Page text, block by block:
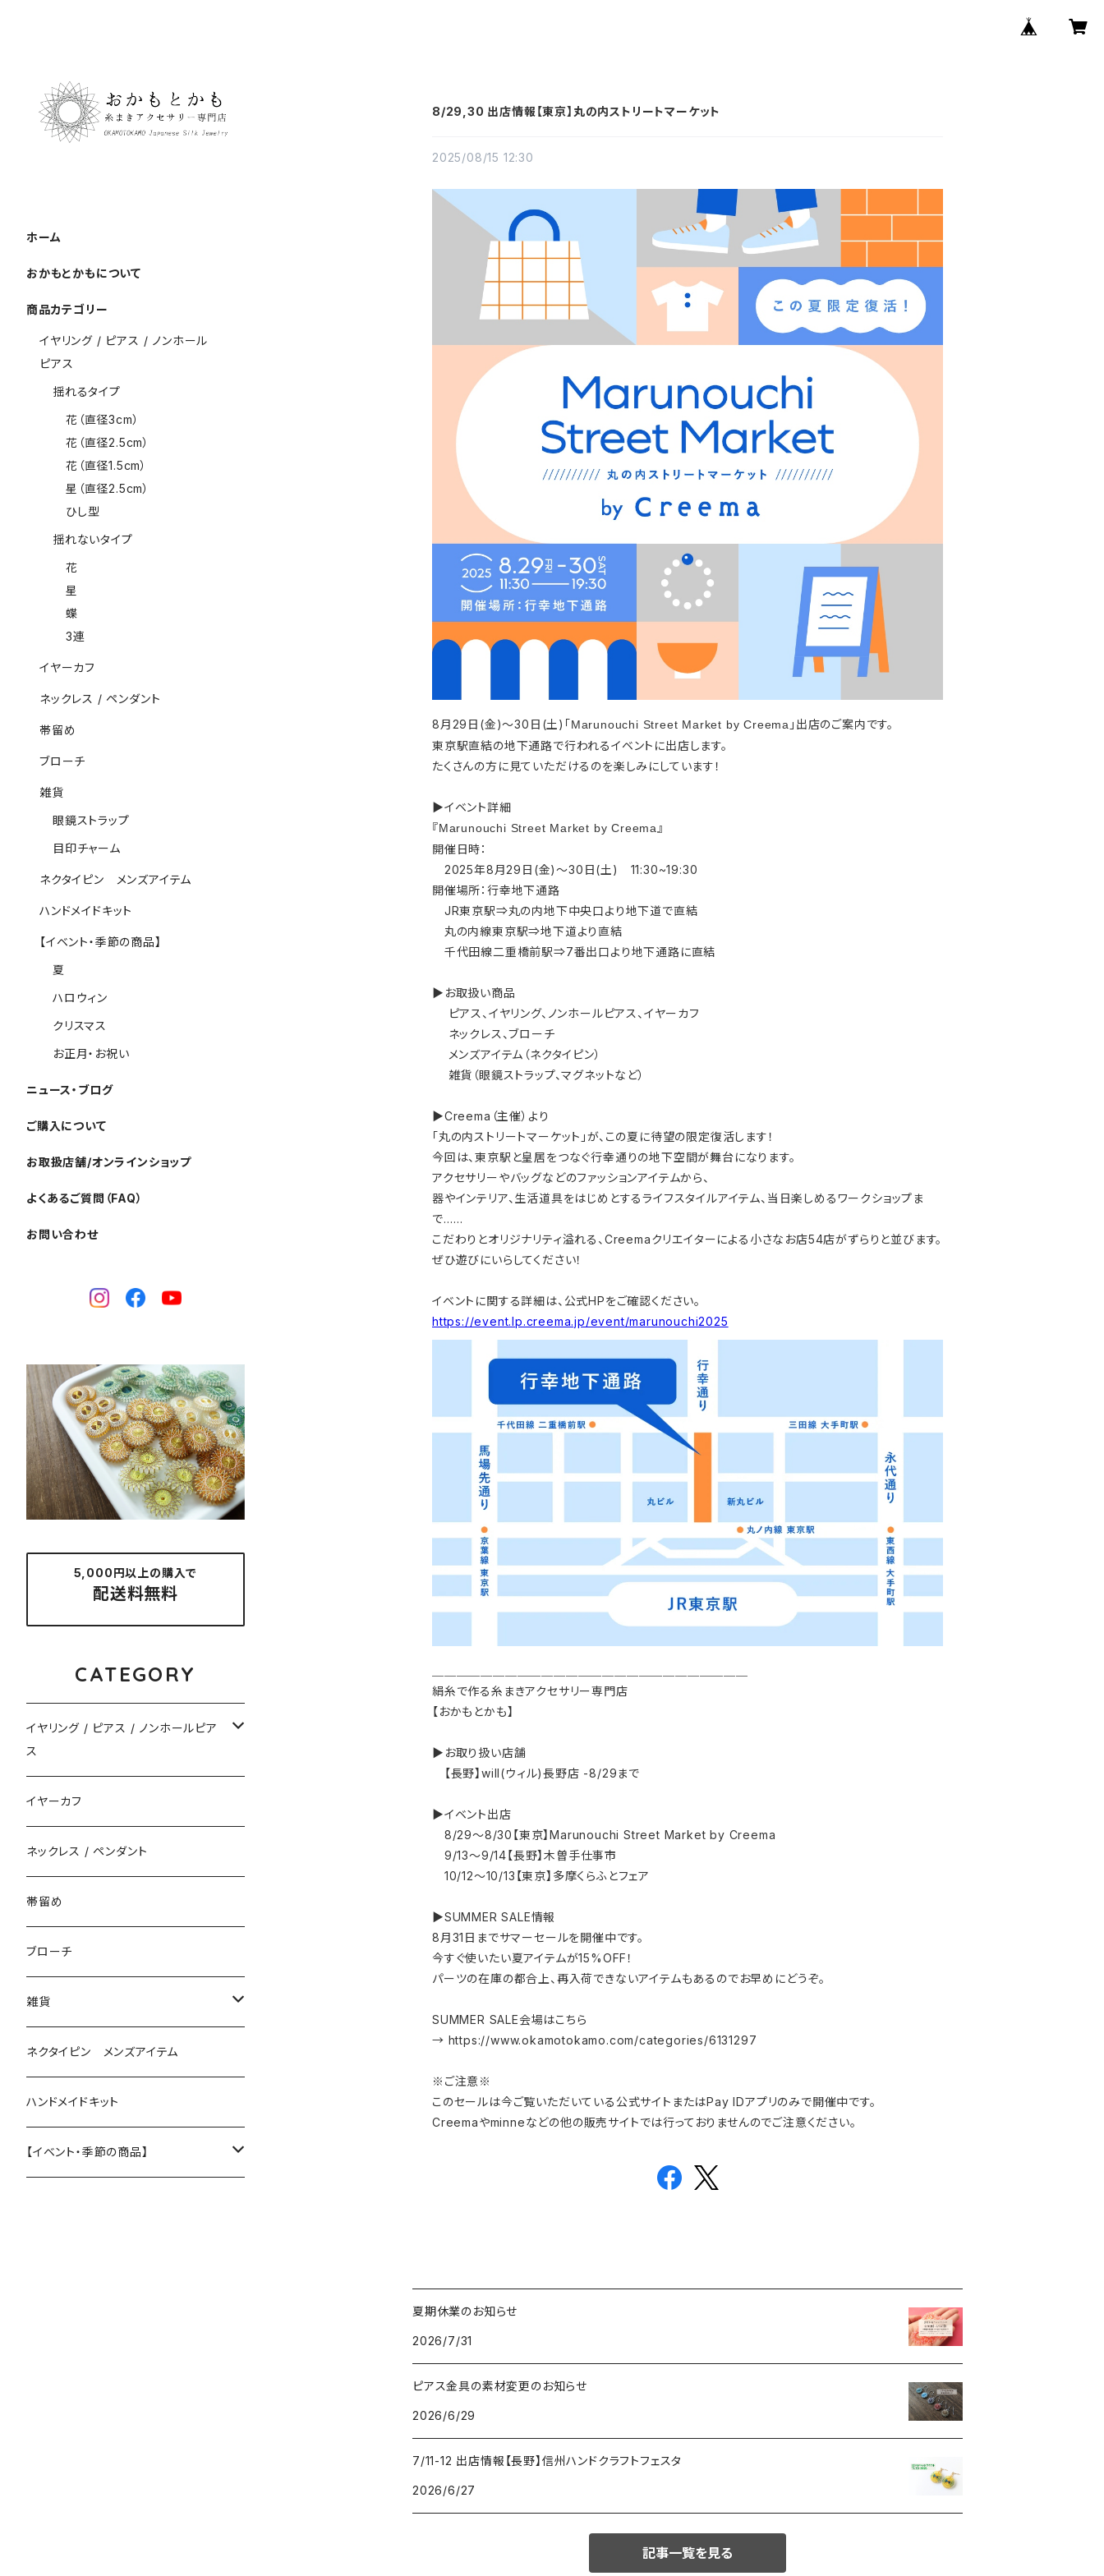
8/29,30 出店情報【東京】丸の内ストリートマーケット
2025/08/15 12:30
8月29日(金)～30日(土)「Marunouchi Street Market by Creema 」出店のご案内です。
東京駅直結の地下通路で行われるイベントに出店します。
たくさんの方に見ていただけるのを楽しみにしています！
▶イベント詳細
『Marunouchi Street Market by Creema 』
開催日時：
2025年8月29日(金)～30日(土) 11:30~19:30
開催場所：行幸地下通路
JR東京駅⇒丸の内地下中央口より地下道で直結
丸の内線東京駅⇒地下道より直結
千代田線二重橋前駅⇒7番出口より地下通路に直結
▶お取扱い商品
ピアス、イヤリング、ノンホールピアス、イヤーカフ
ネックレス、ブローチ
メンズアイテム（ネクタイピン）
雑貨（眼鏡ストラップ、マグネットなど）
▶Creema（主催）より
「丸の内ストリートマーケット」が、この夏に待望の限定復活します！
今回は、東京駅と皇居をつなぐ行幸通りの地下空間が舞台になります。
アクセサリーやバッグなどのファッションアイテムから、
器やインテリア、生活道具をはじめとするライフスタイルアイテム、当日楽しめるワークショップま
で……
こだわりとオリジナリティ溢れる、Creemaクリエイターによる小さなお店54店がずらりと並びます。
ぜひ遊びにいらしてください！
イベントに関する詳細は、公式HPをご確認ください。
https://event.lp.creema.jp/event/marunouchi2025
絹糸で作る糸まきアクセサリー専門店
【おかもとかも】
▶お取り扱い店舗
【長野】will(ウィル)長野店 -8/29まで
▶イベント出店
8/29～8/30【東京】Marunouchi Street Market by Creema
9/13～9/14【長野】木曽手仕事市
10/12～10/13【東京】多摩くらふとフェア
▶SUMMER SALE情報
8月31日までサマーセールを開催中です。
今すぐ使いたい夏アイテムが15%OFF！
パーツの在庫の都合上、再入荷できないアイテムもあるのでお早めにどうぞ。
SUMMER SALE会場はこちら
→ https://www.okamotokamo.com/categories/6131297
※ご注意※
このセールは今ご覧いただいている公式サイトまたはPay IDアプリのみで開催中です。
Creemaやminneなどの他の販売サイトでは行っておりませんのでご注意ください。
夏期休業のお知らせ
2026/7/31
ピアス金具の素材変更のお知らせ
2026/6/29
7/11-12 出店情報【長野】信州ハンドクラフトフェスタ
2026/6/27
記事一覧を見る
ホーム
おかもとかもについて
商品カテゴリー
イヤリング / ピアス / ノンホール
ピアス
揺れるタイプ
花（直径3cm）
花（直径2.5cm）
花（直径1.5cm）
星（直径2.5cm）
ひし型
揺れないタイプ
花
星
蝶
3連
イヤーカフ
ネックレス / ペンダント
帯留め
ブローチ
雑貨
眼鏡ストラップ
目印チャーム
ネクタイピン メンズアイテム
ハンドメイドキット
【イベント・季節の商品】
夏
ハロウィン
クリスマス
お正月・お祝い
ニュース・ブログ
ご購入について
お取扱店舗/オンラインショップ
よくあるご質問（FAQ）
お問い合わせ
5,000円以上の購入で
配送料無料
CATEGORY
イヤリング / ピアス / ノンホールピア
ス
揺れるタイプ
花（直径3cm）
花（直径2.5cm）
揺れないタイプ
花
星
イヤーカフ
ネックレス / ペンダント
帯留め
ブローチ
雑貨
眼鏡ストラップ
目印チャーム
ネクタイピン メンズアイテム
ハンドメイドキット
【イベント・季節の商品】